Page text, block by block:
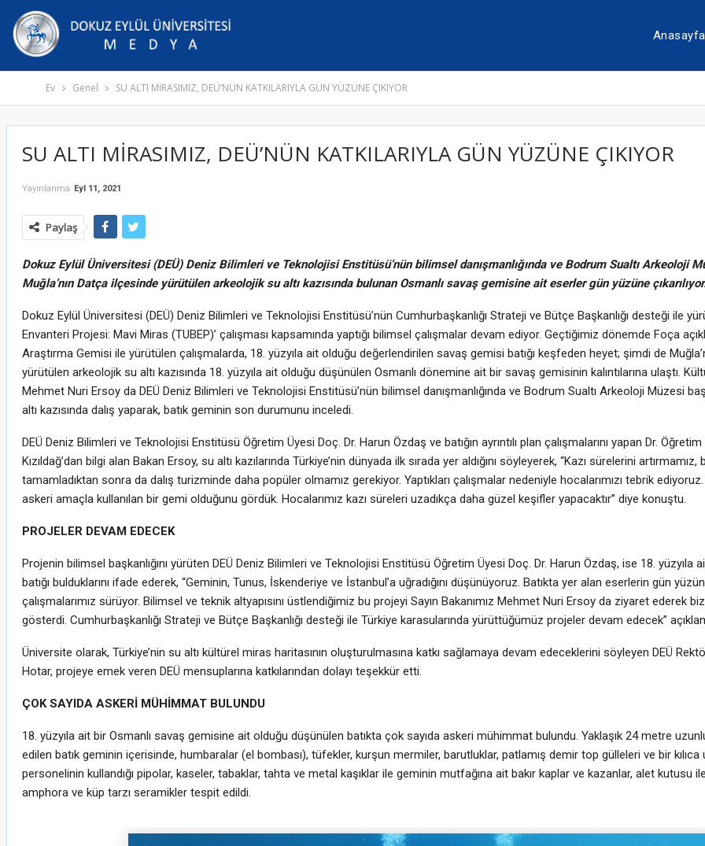
Anasayfa
Ev Genel SU ALTI MİRASIMIZ, DEÜ’NÜN KATKILARIYLA GÜN YÜZÜNE ÇIKIYOR
SU ALTI MİRASIMIZ, DEÜ’NÜN KATKILARIYLA GÜN YÜZÜNE ÇIKIYOR
Yayınlanma Eyl 11, 2021
Paylaş
Dokuz Eylül Üniversitesi (DEÜ) Deniz Bilimleri ve Teknolojisi Enstitüsü’nün bilimsel danışmanlığında ve Bodrum Sualtı Arkeoloji
Muğla’nın Datça ilçesinde yürütülen arkeolojik su altı kazısında bulunan Osmanlı savaş gemisine ait eserler gün yüzüne
Dokuz Eylül Üniversitesi (DEÜ) Deniz Bilimleri ve Teknolojisi Enstitüsü’nün Cumhurbaşkanlığı Strateji ve Bütçe Başkanlığı desteği ile
Envanteri Projesi: Mavi Miras (TUBEP)’ çalışması kapsamında yaptığı bilimsel çalışmalar devam ediyor. Geçtiğimiz dönemde Foça
Araştırma Gemisi ile yürütülen çalışmalarda, 18. yüzyıla ait olduğu değerlendirilen savaş gemisi batığı keşfeden heyet; şimdi de
yürütülen arkeolojik su altı kazısında 18. yüzyıla ait olduğu düşünülen Osmanlı dönemine ait bir savaş gemisinin kalıntılarına ulaştı.
Mehmet Nuri Ersoy da DEÜ Deniz Bilimleri ve Teknolojisi Enstitüsü’nün bilimsel danışmanlığında ve Bodrum Sualtı Arkeoloji Müzesi
altı kazısında dalış yaparak, batık geminin son durumunu inceledi.
DEÜ Deniz Bilimleri ve Teknolojisi Enstitüsü Öğretim Üyesi Doç. Dr. Harun Özdaş ve batığın ayrıntılı plan çalışmalarını yapan Dr.
Kızıldağ’dan bilgi alan Bakan Ersoy, su altı kazılarında Türkiye’nin dünyada ilk sırada yer aldığını söyleyerek, “Kazı sürelerini artırmamız,
tamamladıktan sonra da dalış turizminde daha popüler olmamız gerekiyor. Yaptıkları çalışmalar nedeniyle hocalarımızı tebrik ediyoruz.
askeri amaçla kullanılan bir gemi olduğunu gördük. Hocalarımız kazı süreleri uzadıkça daha güzel keşifler yapacaktır” diye konuştu.
PROJELER DEVAM EDECEK
Projenin bilimsel başkanlığını yürüten DEÜ Deniz Bilimleri ve Teknolojisi Enstitüsü Öğretim Üyesi Doç. Dr. Harun Özdaş, ise 18. yüzyıla
batığı bulduklarını ifade ederek, “Geminin, Tunus, İskenderiye ve İstanbul’a uğradığını düşünüyoruz. Batıkta yer alan eserlerin gün
çalışmalarımız sürüyor. Bilimsel ve teknik altyapısını üstlendiğimiz bu projeyi Sayın Bakanımız Mehmet Nuri Ersoy da ziyaret ederek
gösterdi. Cumhurbaşkanlığı Strateji ve Bütçe Başkanlığı desteği ile Türkiye karasularında yürüttüğümüz projeler devam edecek”
Üniversite olarak, Türkiye’nin su altı kültürel miras haritasının oluşturulmasına katkı sağlamaya devam edeceklerini söyleyen DEÜ
Hotar, projeye emek veren DEÜ mensuplarına katkılarından dolayı teşekkür etti.
ÇOK SAYIDA ASKERİ MÜHİMMAT BULUNDU
18. yüzyıla ait bir Osmanlı savaş gemisine ait olduğu düşünülen batıkta çok sayıda askeri mühimmat bulundu. Yaklaşık 24 metre
edilen batık geminin içerisinde, humbaralar (el bombası), tüfekler, kurşun mermiler, barutluklar, patlamış demir top gülleleri ve bir kılıca
personelinin kullandığı pipolar, kaseler, tabaklar, tahta ve metal kaşıklar ile geminin mutfağına ait bakır kaplar ve kazanlar, alet kutusu
amphora ve küp tarzı seramikler tespit edildi.